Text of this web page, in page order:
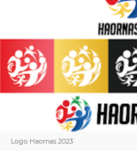
Logo Haornas 2023